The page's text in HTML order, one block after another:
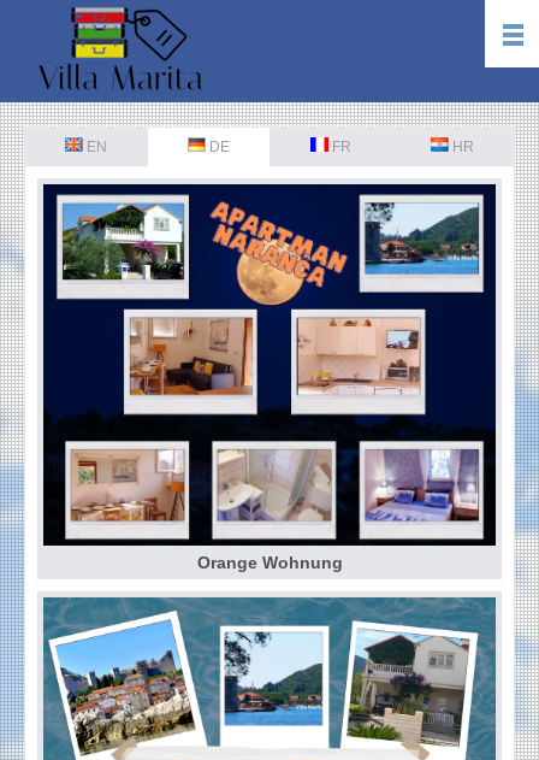
EN DE FR HR
Orange Wohnung